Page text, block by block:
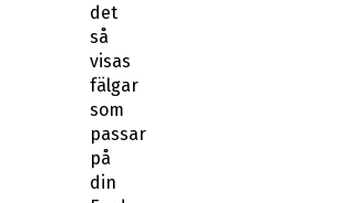
det
så
visas
fälgar
som
passar
på
din